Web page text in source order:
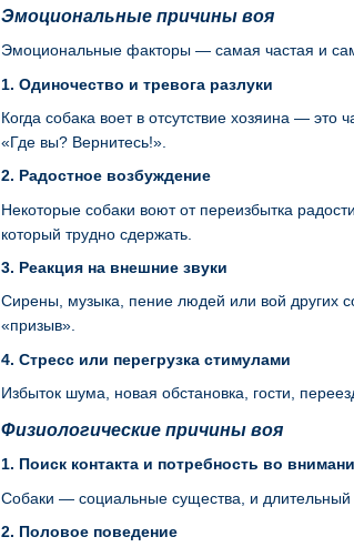
Эмоциональные причины воя
Эмоциональные факторы — самая частая и
1. Одиночество и тревога разлуки
Когда собака воет в отсутствие хозяина —
«Где вы? Вернитесь!».
2. Радостное возбуждение
Некоторые собаки воют от переизбытка
который трудно сдержать.
3. Реакция на внешние звуки
Сирены, музыка, пение людей или вой других
«призыв».
4. Стресс или перегрузка стимулами
Избыток шума, новая обстановка, гости,
Физиологические причины воя
1. Поиск контакта и потребность во
Собаки — социальные существа, и длительный
2. Половое поведение